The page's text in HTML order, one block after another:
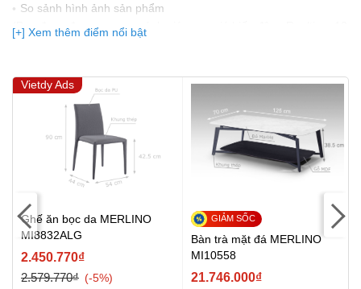
So sảnh hình ảnh sản phẩm
(Bạn đang được xem so sánh giá, xem giá biến động Realtime 10
lần cập nhật gần nhất)
[+] Xem thêm điểm nổi bật
Vietdy Ads
Ghế ăn bọc da MERLINO
MI8832ALG
2.450.770₫
2.579.770₫
-5%
Bàn trà mặt đá MERLINO
MI10558
21.746.000₫